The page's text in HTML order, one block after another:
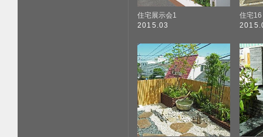
住宅展示会1
2015.03
住宅16